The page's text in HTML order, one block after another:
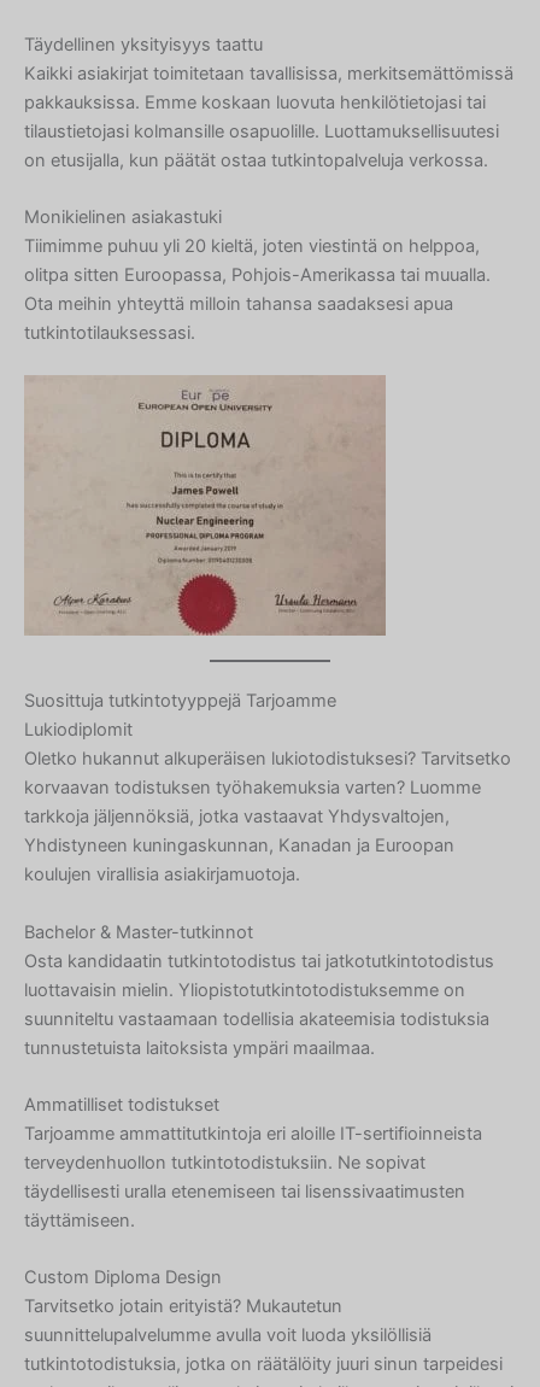
Täydellinen yksityisyys taattu
Kaikki asiakirjat toimitetaan tavallisissa, merkitsemättömissä
pakkauksissa. Emme koskaan luovuta henkilötietojasi tai
tilaustietojasi kolmansille osapuolille. Luottamuksellisuutesi
on etusijalla, kun päätät ostaa tutkintopalveluja verkossa.
Monikielinen asiakastuki
Tiimimme puhuu yli 20 kieltä, joten viestintä on helppoa,
olitpa sitten Euroopassa, Pohjois-Amerikassa tai muualla.
Ota meihin yhteyttä milloin tahansa saadaksesi apua
tutkintotilauksessasi.
Suosittuja tutkintotyyppejä Tarjoamme
Lukiodiplomit
Oletko hukannut alkuperäisen lukiotodistuksesi? Tarvitsetko
korvaavan todistuksen työhakemuksia varten? Luomme
tarkkoja jäljennöksiä, jotka vastaavat Yhdysvaltojen,
Yhdistyneen kuningaskunnan, Kanadan ja Euroopan
koulujen virallisia asiakirjamuotoja.
Bachelor & Master-tutkinnot
Osta kandidaatin tutkintotodistus tai jatkotutkintotodistus
luottavaisin mielin. Yliopistotutkintotodistuksemme on
suunniteltu vastaamaan todellisia akateemisia todistuksia
tunnustetuista laitoksista ympäri maailmaa.
Ammatilliset todistukset
Tarjoamme ammattitutkintoja eri aloille IT-sertifioinneista
terveydenhuollon tutkintotodistuksiin. Ne sopivat
täydellisesti uralla etenemiseen tai lisenssivaatimusten
täyttämiseen.
Custom Diploma Design
Tarvitsetko jotain erityistä? Mukautetun
suunnittelupalvelumme avulla voit luoda yksilöllisiä
tutkintotodistuksia, jotka on räätälöity juuri sinun tarpeidesi